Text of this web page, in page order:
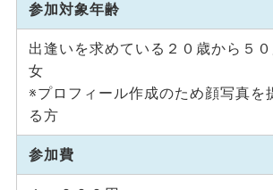
参加対象年齢
出逢いを求めている２０歳から５
女
※プロフィール作成のため顔写真を
る方
参加費